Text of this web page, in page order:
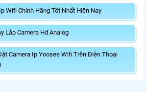
Wifi Chính Hãng Tốt Nhất Hiện Nay
Lắp Camera Hd Analog
Camera Ip Yoosee Wifi Trên Điện Thoại